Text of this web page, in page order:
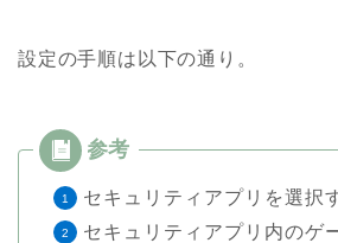
設定の手順は以下の通り。
セキュリティアプリを選択
セキュリティアプリ内のゲ